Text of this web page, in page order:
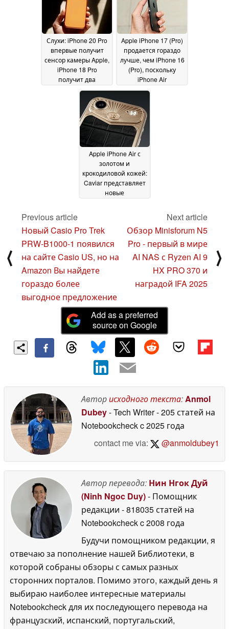
Слухи: iPhone 20 Pro
впервые получит
сенсор камеры Apple,
iPhone 18 Pro
получит два
обновления камеры
27 October 2025
Apple iPhone 17 (Pro)
продается гораздо
лучше, чем iPhone 16
(Pro), поскольку
iPhone Air
испытывает
Apple iPhone Air с
золотом и
крокодиловой кожей:
Caviar представляет
новые
⟨
Previous article
Новый Casio Pro Trek
PRW-B1000-1 появился
на сайте Casio US, но на
Amazon Вы найдете
гораздо более
выгодное предложение
Next article
Обзор Minisforum N5
Pro - первый в мире
AI NAS с Ryzen AI 9
HX PRO 370 и
наградой IFA 2025
⟩
Add as a preferred
source on Google
Авторисходного текста:Anmol
Dubey- Tech Writer- 205 статей на
Notebookcheckc 2025 года
contact me via:
@anmoldubey1
Автор перевода: Нин Нгок Дуй
(Ninh Ngoc Duy)- Помощник
редакции - 818035 статей на
Notebookcheckc 2008 года
Будучи помощником редакции, я
отвечаю за пополнение нашей Библиотеки, в
которой собраны обзоры с самых разных
сторонних порталов. Помимо этого, каждый день я
выбираю наиболее интересные материалы
Notebookcheck для их последующего перевода на
французский, испанский, португальский,